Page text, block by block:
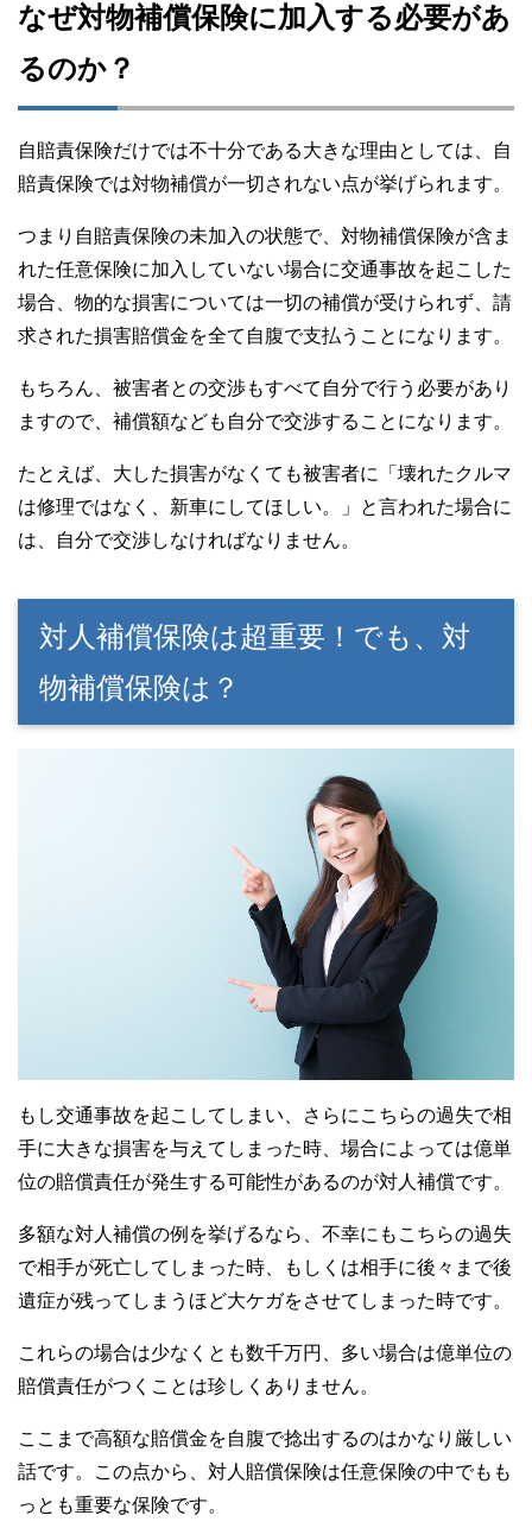
なぜ対物補償保険に加入する必要があ
るのか？
自賠責保険だけでは不十分である大きな理由としては、自
賠責保険では対物補償が一切されない点が挙げられます。
つまり自賠責保険の未加入の状態で、対物補償保険が含ま
れた任意保険に加入していない場合に交通事故を起こした
場合、物的な損害については一切の補償が受けられず、請
求された損害賠償金を全て自腹で支払うことになります。
もちろん、被害者との交渉もすべて自分で行う必要があり
ますので、補償額なども自分で交渉することになります。
たとえば、大した損害がなくても被害者に「壊れたクルマ
は修理ではなく、新車にしてほしい。」と言われた場合に
は、自分で交渉しなければなりません。
対人補償保険は超重要！でも、対
物補償保険は？
もし交通事故を起こしてしまい、さらにこちらの過失で相
手に大きな損害を与えてしまった時、場合によっては億単
位の賠償責任が発生する可能性があるのが対人補償です。
多額な対人補償の例を挙げるなら、不幸にもこちらの過失
で相手が死亡してしまった時、もしくは相手に後々まで後
遺症が残ってしまうほど大ケガをさせてしまった時です。
これらの場合は少なくとも数千万円、多い場合は億単位の
賠償責任がつくことは珍しくありません。
ここまで高額な賠償金を自腹で捻出するのはかなり厳しい
話です。この点から、対人賠償保険は任意保険の中でもも
っとも重要な保険です。